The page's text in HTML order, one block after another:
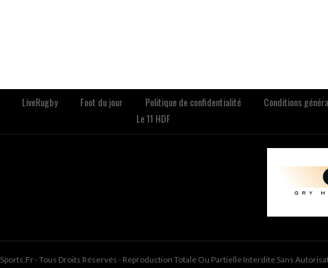
LiveRugby Foot du jour Politique de confidentialité Conditions
Le 11 HDF
- Tous Droits Réservés - Reproduction Totale Ou Partielle Interdite Sans